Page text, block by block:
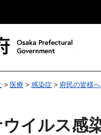
> 医療 > 感染症 > 府民の皆様へ
イルス感